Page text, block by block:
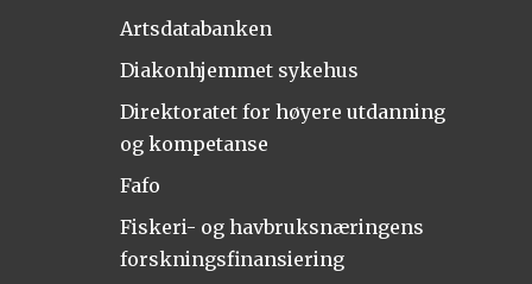
Artsdatabanken
Diakonhjemmet sykehus
Direktoratet for høyere utdanning
og kompetanse
Fafo
Fiskeri- og havbruksnæringens
forskningsfinansiering